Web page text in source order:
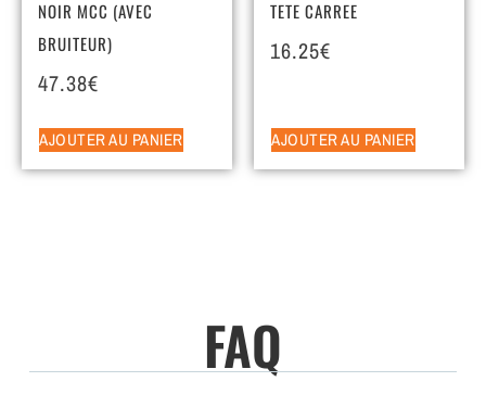
NOIR MCC (AVEC
BRUITEUR)
47.38€
AJOUTER AU PANIER
TETE CARREE
16.25€
AJOUTER AU PANIER
FAQ